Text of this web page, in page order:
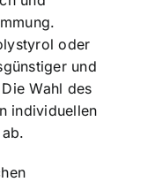
oder
und
Wahl des
individuellen